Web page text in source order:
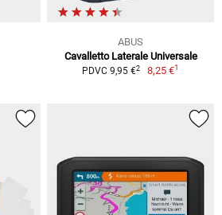
ABUS
Cavalletto Laterale Universale
PDVC 9,95 €2 8,25 €1